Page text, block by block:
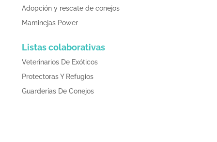
Adopción y rescate de conejos
Maminejas Power
Listas colaborativas
Veterinarios De Exóticos
Protectoras Y Refugios
Guarderías De Conejos